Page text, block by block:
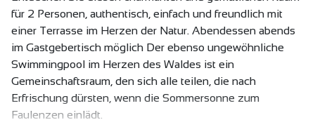
für 2 Personen, authentisch, einfach und freundlich mit
einer Terrasse im Herzen der Natur. Abendessen abends
im Gastgebertisch möglich Der ebenso ungewöhnliche
Swimmingpool im Herzen des Waldes ist ein
Gemeinschaftsraum, den sich alle teilen, die nach
Erfrischung dürsten, wenn die Sommersonne zum
Faulenzen einlädt.